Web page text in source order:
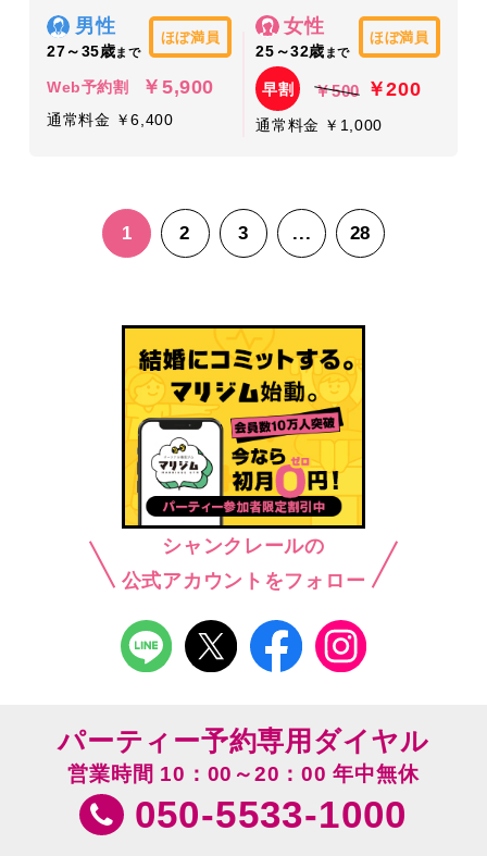
男性
27～35歳まで
ほぼ満員
Web予約割 ￥5,900
通常料金 ￥6,400
女性
25～32歳 まで
ほぼ満員
早割 ￥500 ￥200
通常料金 ￥1,000
1 2 3 ... 28
シャンクレールの
公式アカウントをフォロー
パーティー予約専用ダイヤル
営業時間 10：00～20：00 年中無休
050-5533-1000